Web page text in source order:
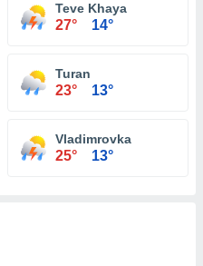
Teve Khaya
27° 14°
Turan
23° 13°
Vladimrovka
25° 13°